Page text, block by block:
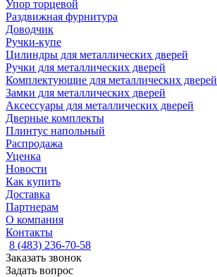
Упор торцевой
Раздвижная фурнитура
Доводчик
Ручки-купе
Цилиндры для металлических дверей
Ручки для металлических дверей
Комплектующие для металлических дверей
Замки для металлических дверей
Аксессуары для металлических дверей
Дверные комплекты
Плинтус напольный
Распродажа
Уценка
Новости
Как купить
Доставка
Партнерам
О компания
Контакты
8 (483) 236-70-58
Заказать звонок
Задать вопрос